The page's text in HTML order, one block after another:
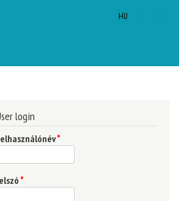
HU
login
*
*